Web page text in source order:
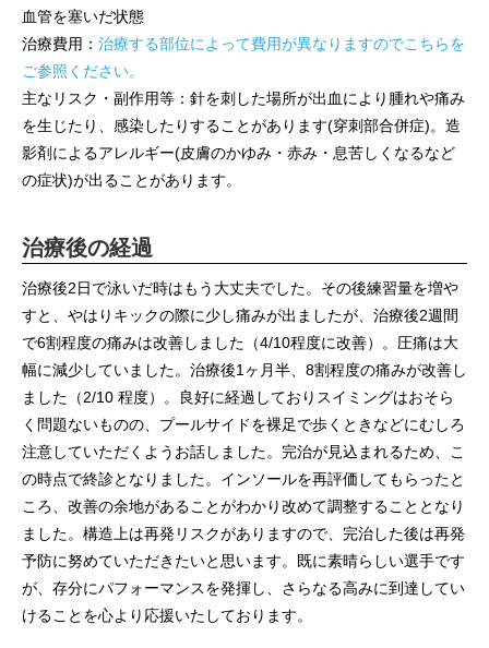
血管を塞いだ状態
治療費用： 治療する部位によって費用が異なりますのでこちらを
ご参照ください。
主なリスク・副作用等：針を刺した場所が出血により腫れや痛み
を生じたり、感染したりすることがあります(穿刺部合併症)。造
影剤によるアレルギー(皮膚のかゆみ・赤み・息苦しくなるなど
の症状)が出ることがあります。
治療後の経過
治療後2日で泳いだ時はもう大丈夫でした。その後練習量を増や
すと、やはりキックの際に少し痛みが出ましたが、治療後2週間
で6割程度の痛みは改善しました（4/10程度に改善）。圧痛は大
幅に減少していました。治療後1ヶ月半、8割程度の痛みが改善し
ました（2/10 程度）。良好に経過しておりスイミングはおそら
く問題ないものの、プールサイドを裸足で歩くときなどにむしろ
注意していただくようお話しました。完治が見込まれるため、こ
の時点で終診となりました。インソールを再評価してもらったと
ころ、改善の余地があることがわかり改めて調整することとなり
ました。構造上は再発リスクがありますので、完治した後は再発
予防に努めていただきたいと思います。既に素晴らしい選手です
が、存分にパフォーマンスを発揮し、さらなる高みに到達してい
けることを心より応援いたしております。